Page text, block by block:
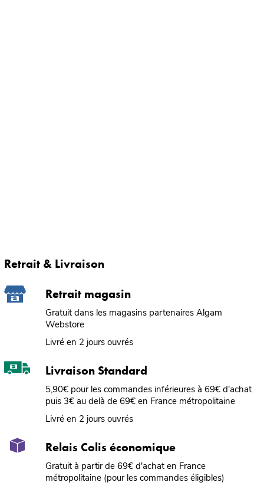
Retrait & Livraison
Retrait magasin
Gratuit dans les magasins partenaires Algam
Webstore
Livré en 2 jours ouvrés
Livraison Standard
5,90€ pour les commandes inférieures à 69€ d'achat
puis 3€ au delà de 69€ en France métropolitaine
Livré en 2 jours ouvrés
Relais Colis économique
Gratuit à partir de 69€ d'achat en France
métropolitaine (pour les commandes éligibles)